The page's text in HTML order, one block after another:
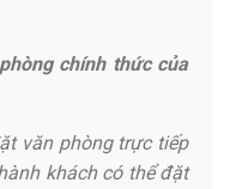
chính thức của
văn phòng trực tiếp
khách có thể đặt